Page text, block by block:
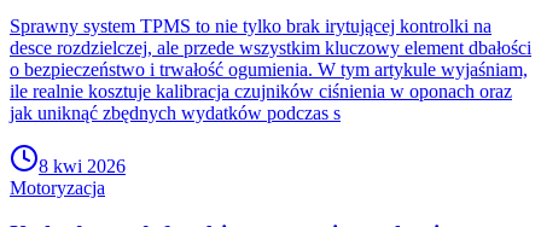
Sprawny system TPMS to nie tylko brak irytującej kontrolki na
desce rozdzielczej, ale przede wszystkim kluczowy element dbałości
o bezpieczeństwo i trwałość ogumienia. W tym artykule wyjaśniam,
ile realnie kosztuje kalibracja czujników ciśnienia w oponach oraz
jak uniknąć zbędnych wydatków podczas s
8 kwi 2026
Motoryzacja